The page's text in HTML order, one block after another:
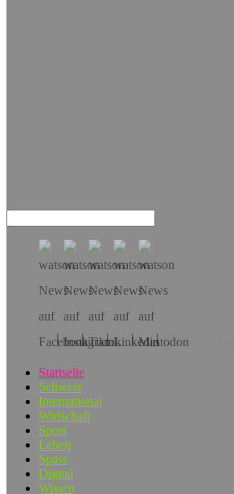
Hol dir die App!
Startseite
Schweiz
International
Wirtschaft
Sport
Leben
Spass
Digital
Wissen